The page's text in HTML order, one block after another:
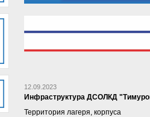
12.09.2023
Инфраструктура ДСОЛКД
Территория лагеря, корпуса